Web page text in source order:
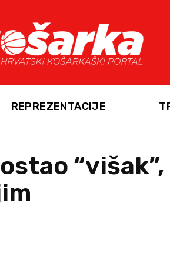
REPREZENTACIJE
“višak”,